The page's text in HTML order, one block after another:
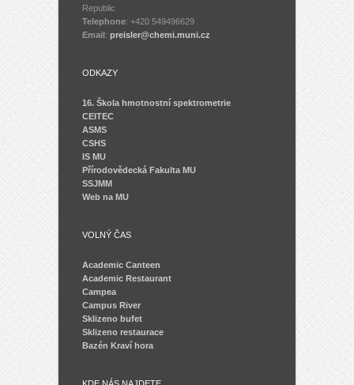
Republic
Telephone: +420 549496629
Email: preisler@chemi.muni.cz
ODKAZY
16. Škola hmotnostní spektrometrie
CEITEC
ASMS
CSHS
IS MU
Přírodovědecká Fakulta MU
SSJMM
Web na MU
VOLNÝ ČAS
Academic Canteen
Academic Restaurant
Campea
Campus River
Sklizeno bufet
Sklizeno restaurace
Bazén Kraví hora